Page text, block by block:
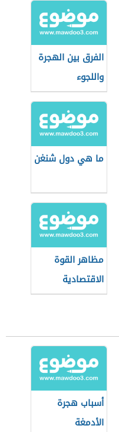
الفرق بين الهجرة
واللجوء
ما هي دول شنغن
مظاهر القوة
الاقتصادية
للولايات المتحدة
أسباب هجرة
الأدمغة